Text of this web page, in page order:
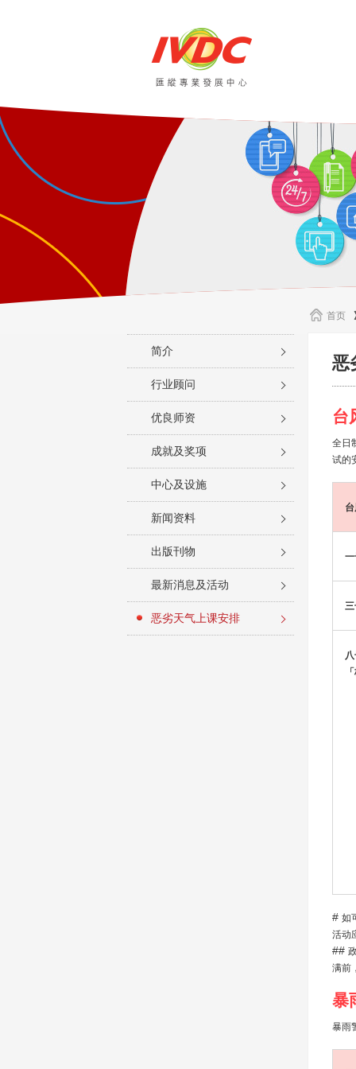
首页
简介
行业顾问
优良师资
成就及奖项
中心及设施
新闻资料
出版刊物
最新消息及活动
恶劣天气上课安排
恶
台
全日
试的
# 如
活动
##
满前
暴
暴雨